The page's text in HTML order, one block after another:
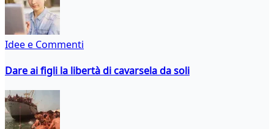
Idee e Commenti
Dare ai figli la libertà di cavarsela da soli